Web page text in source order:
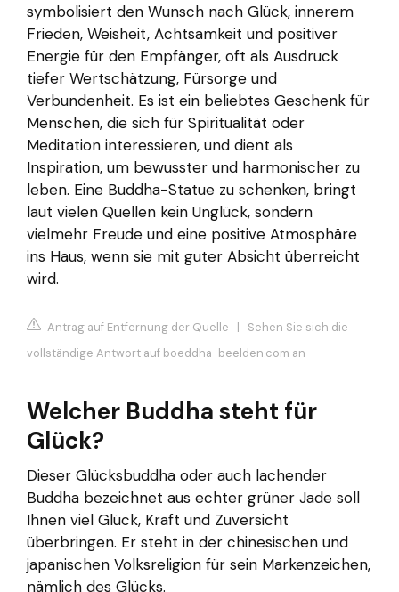
symbolisiert den Wunsch nach Glück, innerem
Frieden, Weisheit, Achtsamkeit und positiver
Energie für den Empfänger, oft als Ausdruck
tiefer Wertschätzung, Fürsorge und
Verbundenheit. Es ist ein beliebtes Geschenk für
Menschen, die sich für Spiritualität oder
Meditation interessieren, und dient als
Inspiration, um bewusster und harmonischer zu
leben. Eine Buddha-Statue zu schenken, bringt
laut vielen Quellen kein Unglück, sondern
vielmehr Freude und eine positive Atmosphäre
ins Haus, wenn sie mit guter Absicht überreicht
wird.
Antrag auf Entfernung der Quelle | Sehen Sie sich die
vollständige Antwort auf boeddha-beelden.com an
Welcher Buddha steht für
Glück?
Dieser Glücksbuddha oder auch lachender
Buddha bezeichnet aus echter grüner Jade soll
Ihnen viel Glück, Kraft und Zuversicht
überbringen. Er steht in der chinesischen und
japanischen Volksreligion für sein Markenzeichen,
nämlich des Glücks.